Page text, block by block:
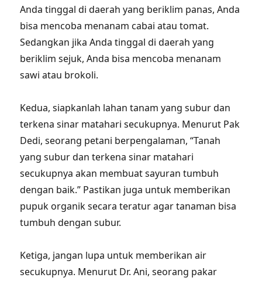
Anda tinggal di daerah yang beriklim panas, Anda
bisa mencoba menanam cabai atau tomat.
Sedangkan jika Anda tinggal di daerah yang
beriklim sejuk, Anda bisa mencoba menanam
sawi atau brokoli.
Kedua, siapkanlah lahan tanam yang subur dan
terkena sinar matahari secukupnya. Menurut Pak
Dedi, seorang petani berpengalaman, “Tanah
yang subur dan terkena sinar matahari
secukupnya akan membuat sayuran tumbuh
dengan baik.” Pastikan juga untuk memberikan
pupuk organik secara teratur agar tanaman bisa
tumbuh dengan subur.
Ketiga, jangan lupa untuk memberikan air
secukupnya. Menurut Dr. Ani, seorang pakar